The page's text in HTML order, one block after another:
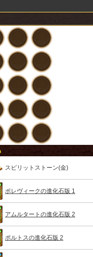
スピリットストーン(金)
ポレヴィークの進化石版 1
アムルタートの進化石版 2
ポルトスの進化石版 2